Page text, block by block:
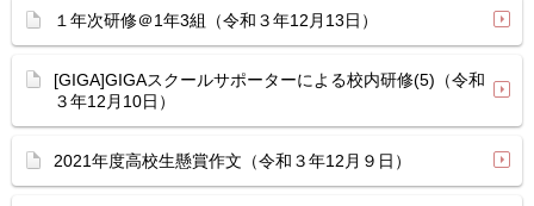
１年次研修＠1年3組（令和３年12月13日）
[GIGA]GIGAスクールサポーターによる校内研修(5)（令和
３年12月10日）
2021年度高校生懸賞作文（令和３年12月９日）